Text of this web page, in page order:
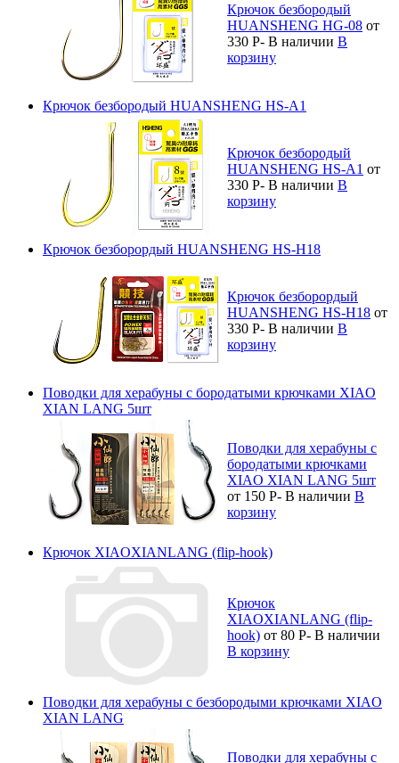
Крючок безбородый
HUANSHENG HG-08 от
330 Р- В наличии В
корзину
Крючок безбородый HUANSHENG HS-A1
Крючок безбородый
HUANSHENG HS-A1 от
330 Р- В наличии В
корзину
Крючок безборордый HUANSHENG HS-H18
Крючок безборордый
HUANSHENG HS-H18 от
330 Р- В наличии В
корзину
Поводки для херабуны с бородатыми крючками XIAO
XIAN LANG 5шт
Поводки для херабуны с
бородатыми крючками
XIAO XIAN LANG 5шт
от 150 Р- В наличии В
корзину
Крючок XIAOXIANLANG (flip-hook)
Крючок
XIAOXIANLANG (flip-
hook) от 80 Р- В наличии
В корзину
Поводки для херабуны с безбородыми крючками XIAO
XIAN LANG
Поводки для херабуны с